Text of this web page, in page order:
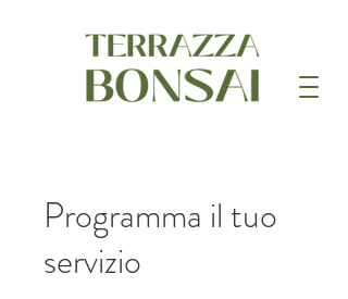
Programma il tuo
servizio